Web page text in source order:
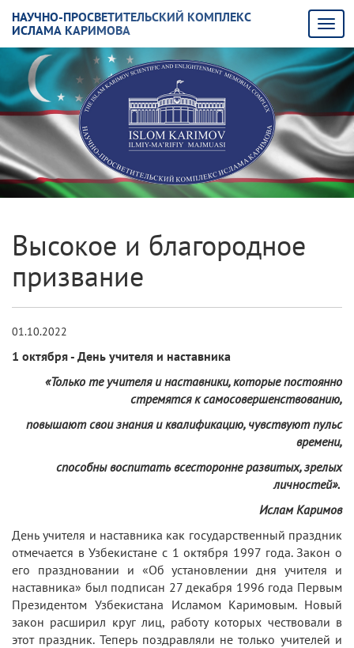
НАУЧНО-ПРОСВЕТИТЕЛЬСКИЙ КОМПЛЕКС
ИСЛАМА КАРИМОВА
Высокое и благородное
призвание
01.10.2022
1 октября - День учителя и наставника
«Только те учителя и наставники, которые постоянно
стремятся к самосовершенствованию,
повышают свои знания и квалификацию, чувствуют пульс
времени,
способны воспитать всесторонне развитых, зрелых
личностей».
Ислам Каримов
День учителя и наставника как государственный праздник
отмечается в Узбекистане с 1 октября 1997 года. Закон о
его праздновании и «Об установлении дня учителя и
наставника» был подписан 27 декабря 1996 года Первым
Президентом Узбекистана Исламом Каримовым. Новый
закон расширил круг лиц, работу которых чествовали в
этот праздник. Теперь поздравляли не только учителей и